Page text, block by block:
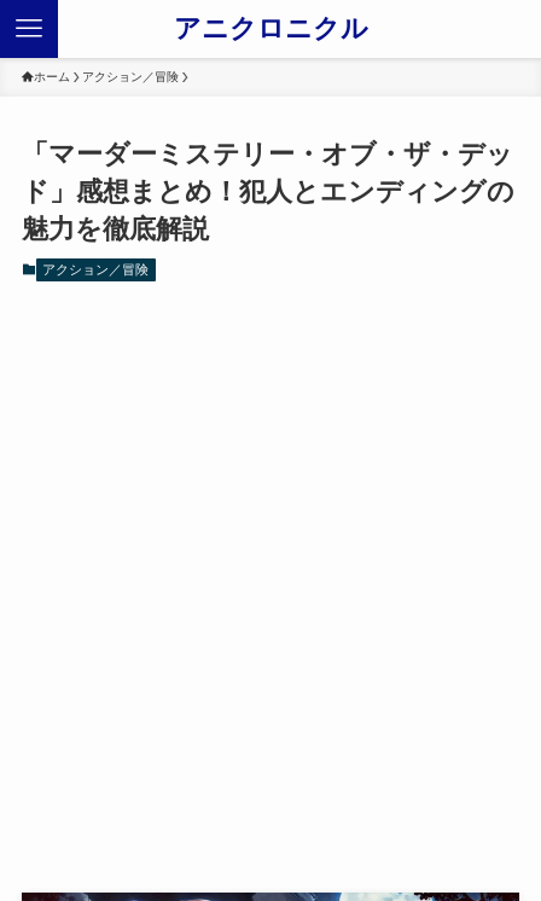
アニクロニクル
ホーム アクション／冒険
「マーダーミステリー・オブ・ザ・デッ
ド」感想まとめ！犯人とエンディングの
魅力を徹底解説
アクション／冒険